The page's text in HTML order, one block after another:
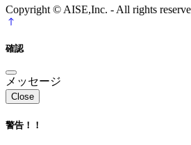
Copyright © AISE,Inc. - All rights
確認
メッセージ
Close
警告！！